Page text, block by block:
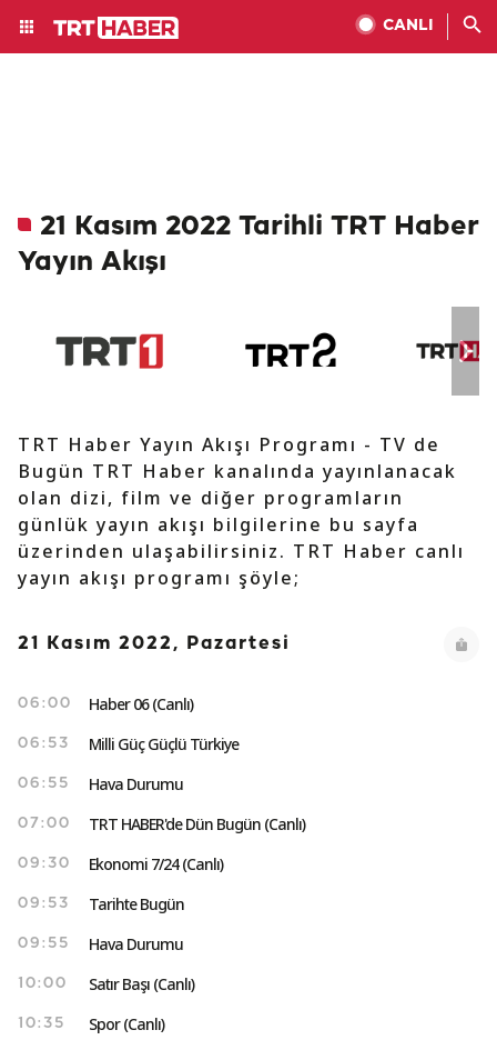
CANLI
21 Kasım 2022 Tarihli TRT Haber
Yayın Akışı
TRT Haber Yayın Akışı Programı - TV de
Bugün TRT Haber kanalında yayınlanacak
olan dizi, film ve diğer programların
günlük yayın akışı bilgilerine bu sayfa
üzerinden ulaşabilirsiniz. TRT Haber canlı
yayın akışı programı şöyle;
21 Kasım 2022, Pazartesi
06:00 Haber 06 (Canlı)
06:53 Milli Güç Güçlü Türkiye
06:55 Hava Durumu
07:00 TRT HABER'de Dün Bugün (Canlı)
09:30 Ekonomi 7/24 (Canlı)
09:53 Tarihte Bugün
09:55 Hava Durumu
10:00 Satır Başı (Canlı)
10:35 Spor (Canlı)